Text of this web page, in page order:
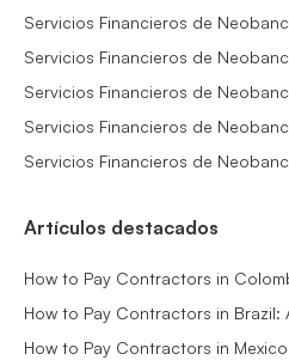
Servicios Financieros de
Servicios Financieros de
Servicios Financieros de
Servicios Financieros de
Servicios Financieros de
Artículos destacados
How to Pay Contractors in
How to Pay Contractors in Brazil:
How to Pay Contractors in